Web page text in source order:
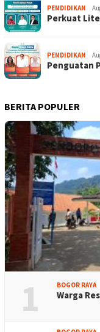
PENDIDIKAN
Perkuat
PENDIDIKAN
Penguatan
BERITA POPULER
1 BOGOR RAYA
Warga